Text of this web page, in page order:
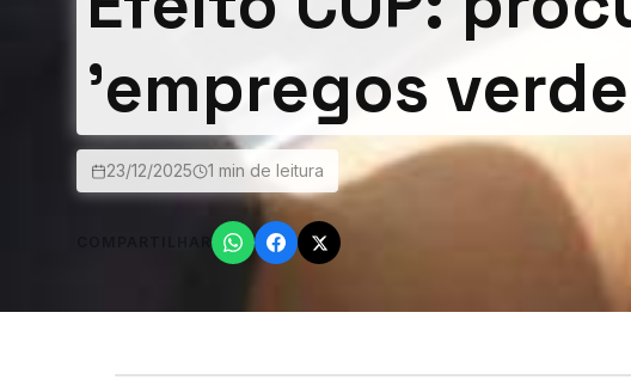
'empregos
23/12/2025 1 min de leitura
COMPARTILHAR